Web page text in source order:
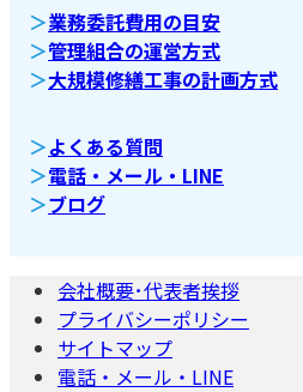
＞業務委託費用の目安
＞管理組合の運営方式
＞大規模修繕工事の計画方式
＞よくある質問
＞電話・メール・LINE
＞ブログ
会社概要･代表者挨拶
プライバシーポリシー
サイトマップ
電話・メール・LINE